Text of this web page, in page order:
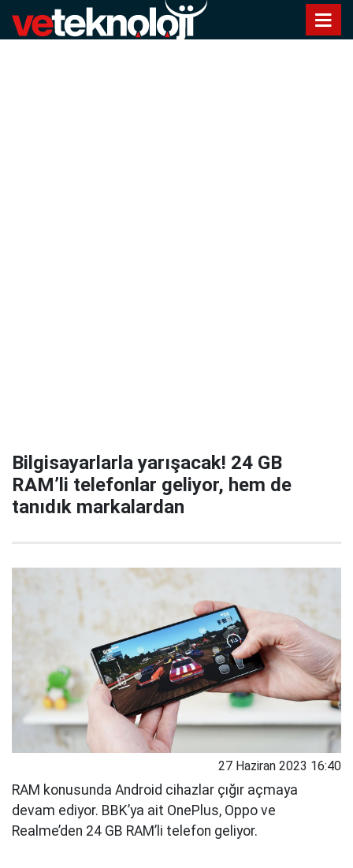
Bilgisayarlarla yarışacak! 24 GB
RAM’li telefonlar geliyor, hem de
tanıdık markalardan
27 Haziran 2023 16:40
RAM konusunda Android cihazlar çığır açmaya
devam ediyor. BBK’ya ait OnePlus, Oppo ve
Realme’den 24 GB RAM’li telefon geliyor.